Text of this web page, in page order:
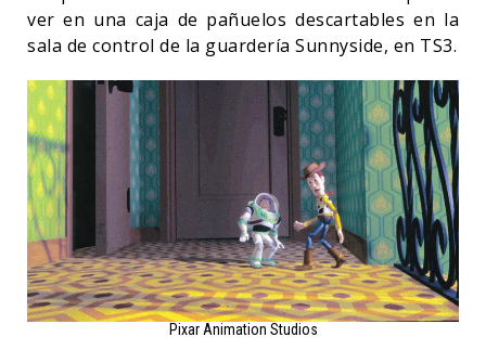
ver en una caja de pañuelos descartables en la
sala de control de la guardería Sunnyside, en TS3.
Pixar Animation Studios